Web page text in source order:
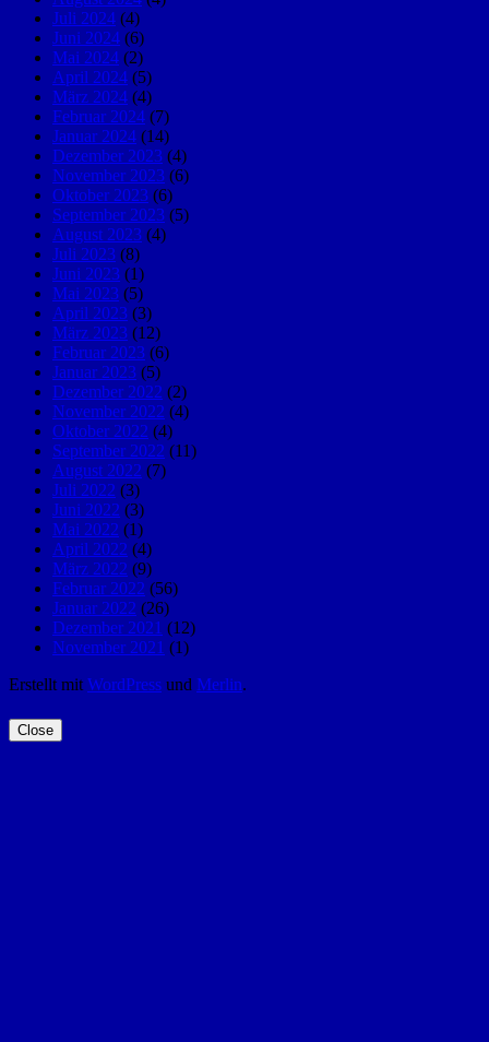
Juli 2024 (4)
Juni 2024 (6)
Mai 2024 (2)
April 2024 (5)
März 2024 (4)
Februar 2024 (7)
Januar 2024 (14)
Dezember 2023 (4)
November 2023 (6)
Oktober 2023 (6)
September 2023 (5)
August 2023 (4)
Juli 2023 (8)
Juni 2023 (1)
Mai 2023 (5)
April 2023 (3)
März 2023 (12)
Februar 2023 (6)
Januar 2023 (5)
Dezember 2022 (2)
November 2022 (4)
Oktober 2022 (4)
September 2022 (11)
August 2022 (7)
Juli 2022 (3)
Juni 2022 (3)
Mai 2022 (1)
April 2022 (4)
März 2022 (9)
Februar 2022 (56)
Januar 2022 (26)
Dezember 2021 (12)
November 2021 (1)
Erstellt mitWordPress und Merlin.
Close